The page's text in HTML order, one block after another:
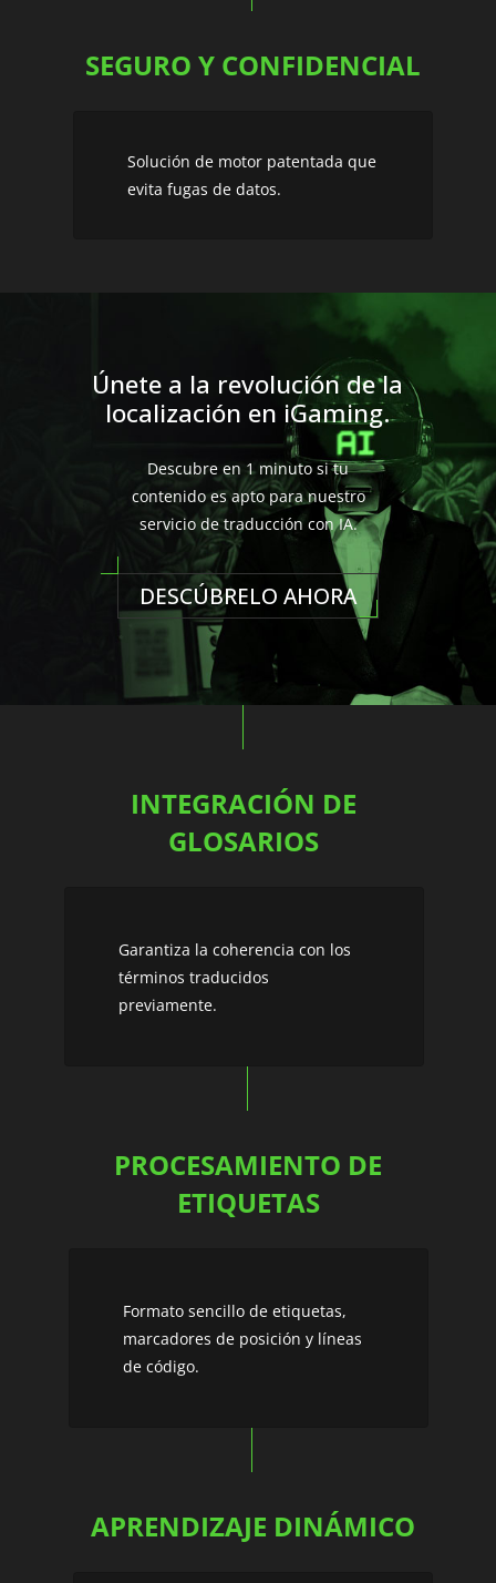
SEGURO Y CONFIDENCIAL
Solución de motor patentada que
evita fugas de datos.
Únete a la revolución de la
localización en iGaming.
Descubre en 1 minuto si tu
contenido es apto para nuestro
servicio de traducción con IA.
DESCÚBRELO AHORA
INTEGRACIÓN DE
GLOSARIOS
Garantiza la coherencia con los
términos traducidos
previamente.
PROCESAMIENTO DE
ETIQUETAS
Formato sencillo de etiquetas,
marcadores de posición y líneas
de código.
APRENDIZAJE DINÁMICO